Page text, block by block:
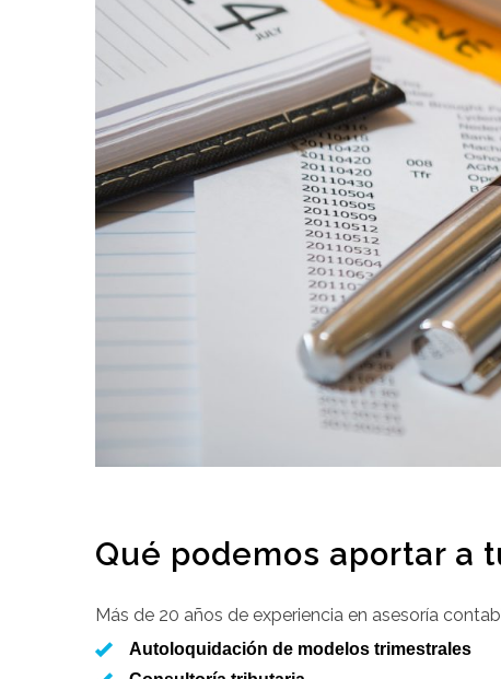
Qué podemos aportar a
Más de 20 años de experiencia en asesoría
Autoloquidación de modelos trimestrales